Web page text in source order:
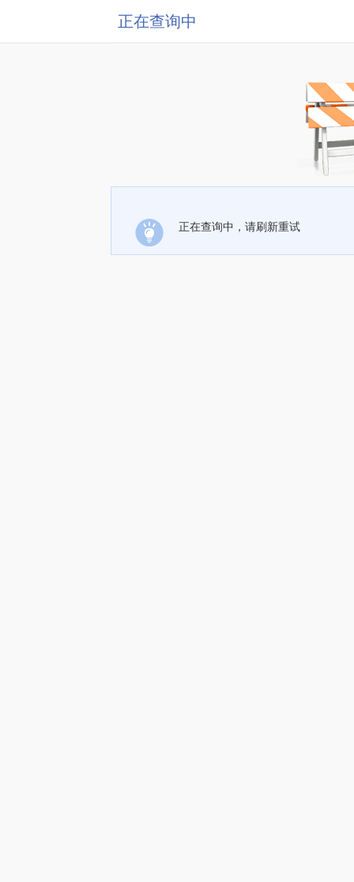
正在查询中
正在查询中，请刷新重试